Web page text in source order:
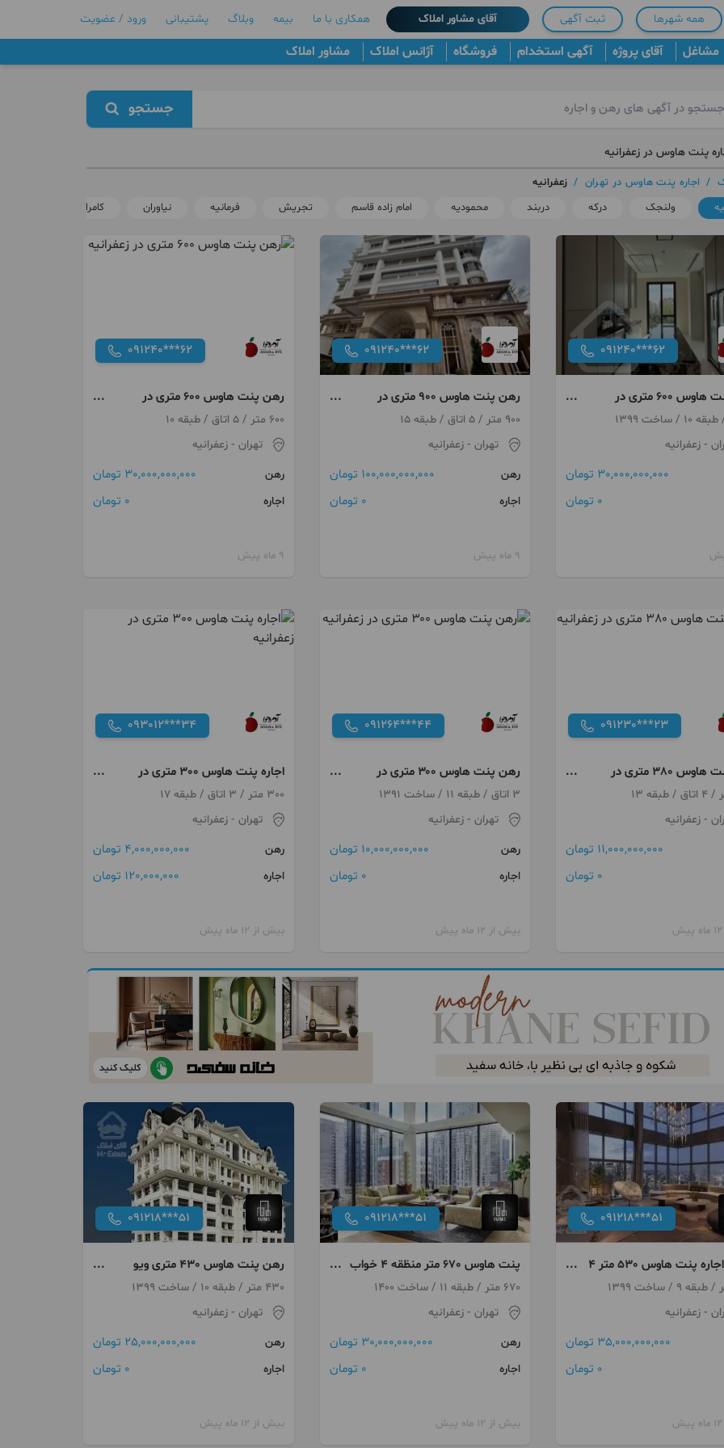
همه شهرها ثبت آگهی آقای مشاور املاک همکاری با ما بیمه وبلاگ پشتیبانی ورود / عضویت
مشاغل آقای پروژه آگهی استخدام فروشگاه آژانس املاک مشاور املاک
جستجو
پنت هاوس در زعفرانیه
/ اجاره پنت هاوس در تهران / زعفرانیه
ولنجک درکه دربند محمودیه امام زاده قاسم تجریش فرمانیه نیاوران کامرانیه
091240***62
رهن پنت هاوس ۶۰۰ متری در
- زعفرانیه
30,000,000,000 تومان
0 تومان
091240***62
رهن پنت هاوس 900 متری در
زعفرانیه
900 متر / 5 اتاق / طبقه 15
تهران- زعفرانیه
رهن
100,000,000,000 تومان
اجاره 0 تومان
9 ماه پیش
091240***62
رهن پنت هاوس 600 متری در
زعفرانیه
600 متر / 5 اتاق / طبقه 10
تهران - زعفرانیه
رهن
30,000,000,000 تومان
اجاره 0 تومان
9 ماه پیش
091230***23
رهن پنت هاوس 380 متری در
- زعفرانیه
11,000,000,000 تومان
0 تومان
091264***44
رهن پنت هاوس ۳۰۰ متری در
زعفرانیه
3 اتاق / طبقه 11 / ساخت 1391
تهران- زعفرانیه
رهن
10,000,000,000 تومان
اجاره 0 تومان
بیش از 12 ماه پیش
093012***34
اجاره پنت هاوس 300 متری در
زعفرانیه
300 متر / 3 اتاق / طبقه 17
تهران - زعفرانیه
رهن
4,000,000,000 تومان
اجاره 120,000,000 تومان
بیش از 12 ماه پیش
کلیک کنید
091218***51
رهن و اجاره پنت هاوس 530 متر 4
زعفرانیه
- زعفرانیه
35,000,000,000 تومان
0 تومان
091218***51
پنت هاوس 670 متر منظقه 4 خواب
منطقه 1
670 متر / طبقه 11 / ساخت 1400
تهران- زعفرانیه
رهن
30,000,000,000 تومان
اجاره 0 تومان
بیش از 12 ماه پیش
091218***51
رهن پنت هاوس 430 متری ویو
ابدی 3 خواب
430 متر / طبقه 10 / ساخت 1399
تهران - زعفرانیه
رهن
25,000,000,000 تومان
اجاره 0 تومان
بیش از 12 ماه پیش